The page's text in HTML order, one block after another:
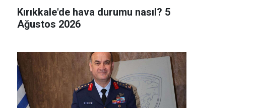
Kırıkkale'de hava durumu nasıl? 5
Ağustos 2026